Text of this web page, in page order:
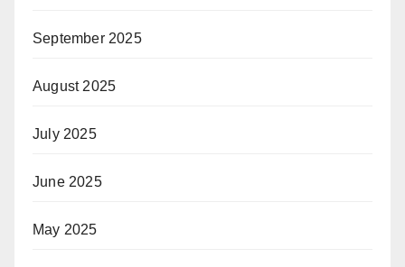
September 2025
August 2025
July 2025
June 2025
May 2025